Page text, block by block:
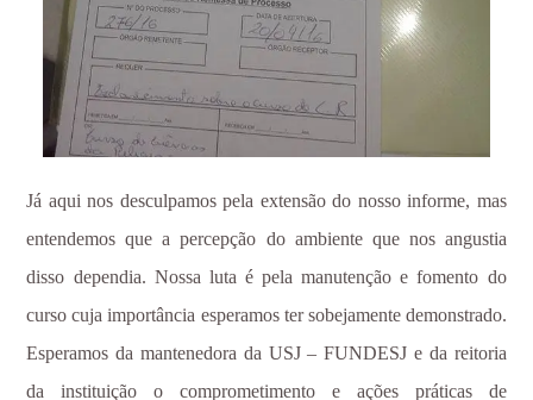
Já aqui nos desculpamos pela extensão do nosso informe, mas
entendemos que a percepção do ambiente que nos angustia
disso dependia. Nossa luta é pela manutenção e fomento do
curso cuja importância esperamos ter sobejamente demonstrado.
Esperamos da mantenedora da USJ – FUNDESJ e da reitoria
da instituição o comprometimento e ações práticas de